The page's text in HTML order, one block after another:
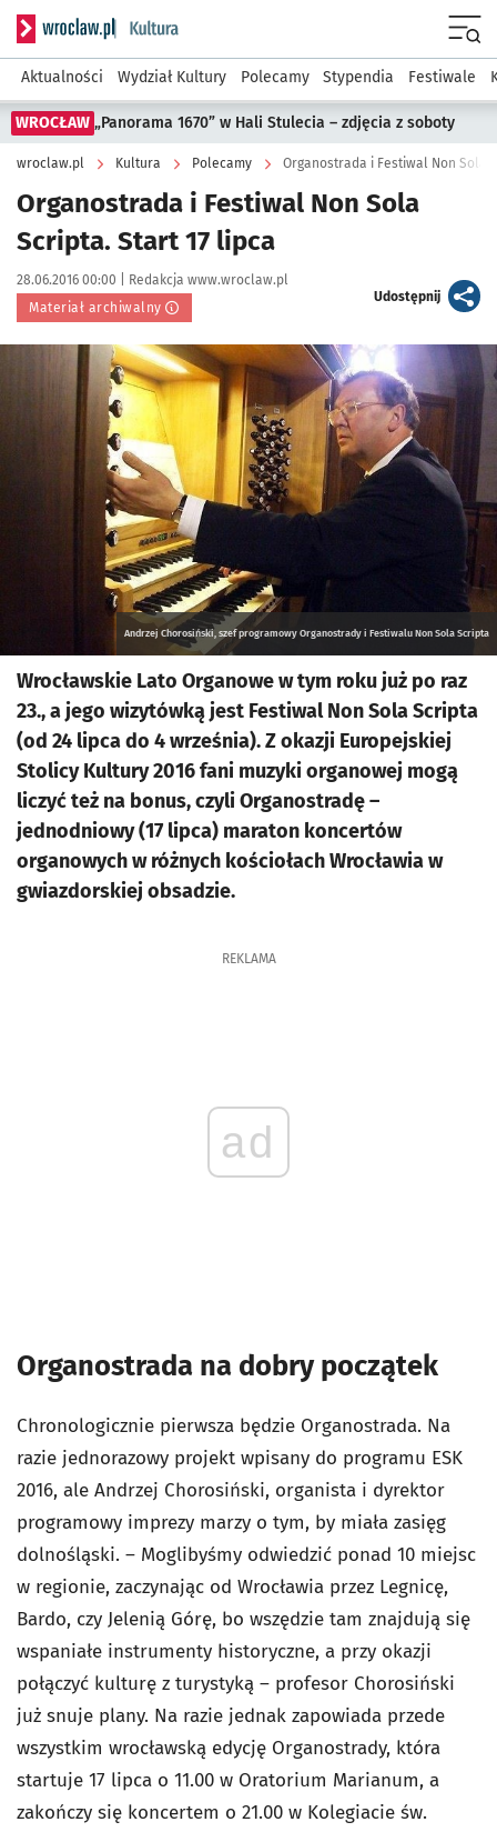
Serwis informacyjny wroclaw.pl podserwis: Kultura
Aktualności Wydział Kultury Polecamy Stypendia Festiwale
WROCŁAW „Panorama 1670” w Hali Stulecia – zdjęcia z soboty
wroclaw.pl Kultura Polecamy Organostrada i Festiwal Non Sola
Organostrada i Festiwal Non Sola
Scripta. Start 17 lipca
Data publikacji:
28.06.2016 00:00 | Autor:
Redakcja www.wroclaw.pl
Materiał archiwalny
Udostępnijartykuł
Kliknij, aby powiększyć
Andrzej Chorosiński, szef programowy Organostrady i Festiwalu Non Sola Scripta
Wrocławskie Lato Organowe w tym roku już po raz
23., a jego wizytówką jest Festiwal Non Sola Scripta
(od 24 lipca do 4 września). Z okazji Europejskiej
Stolicy Kultury 2016 fani muzyki organowej mogą
liczyć też na bonus, czyli Organostradę –
jednodniowy (17 lipca) maraton koncertów
organowych w różnych kościołach Wrocławia w
gwiazdorskiej obsadzie.
REKLAMA
ad
Organostrada na dobry początek
Chronologicznie pierwsza będzie Organostrada. Na
razie jednorazowy projekt wpisany do programu ESK
2016, ale Andrzej Chorosiński, organista i dyrektor
programowy imprezy marzy o tym, by miała zasięg
dolnośląski. – Moglibyśmy odwiedzić ponad 10 miejsc
w regionie, zaczynając od Wrocławia przez Legnicę,
Bardo, czy Jelenią Górę, bo wszędzie tam znajdują się
wspaniałe instrumenty historyczne, a przy okazji
połączyć kulturę z turystyką – profesor Chorosiński
już snuje plany. Na razie jednak zapowiada przede
wszystkim wrocławską edycję Organostrady, która
startuje 17 lipca o 11.00 w Oratorium Marianum, a
zakończy się koncertem o 21.00 w Kolegiacie św.